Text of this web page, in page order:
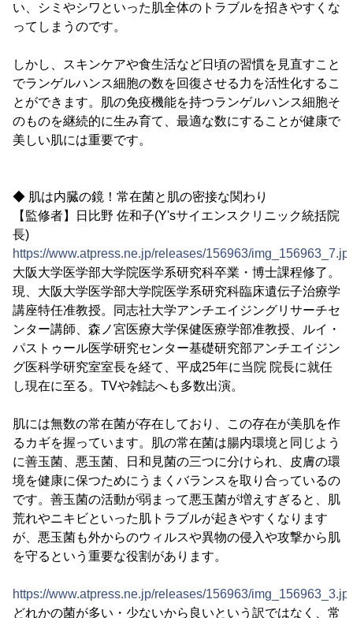
い、シミやシワといった肌全体のトラブルを招きやすくな
ってしまうのです。
しかし、スキンケアや食生活など日頃の習慣を見直すこと
でランゲルハンス細胞の数を回復させる力を活性化するこ
とができます。肌の免疫機能を持つランゲルハンス細胞そ
のものを継続的に生み育て、最適な数にすることが健康で
美しい肌には重要です。
◆ 肌は内臓の鏡！常在菌と肌の密接な関わり
【監修者】日比野 佐和子(Y'sサイエンスクリニック統括院
長)
https://www.atpress.ne.jp/releases/156963/
大阪大学医学部大学院医学系研究科卒業・博士課程修了。
現、大阪大学医学部大学院医学系研究科臨床遺伝子治療学
講座特任准教授。同志社大学アンチエイジングリサーチセ
ンター講師、森ノ宮医療大学保健医療学部准教授、ルイ・
パストゥール医学研究センター基礎研究部アンチエイジン
グ医科学研究室室長を経て、平成25年に当院 院長に就任
し現在に至る。TVや雑誌へも多数出演。
肌には無数の常在菌が存在しており、この存在が美肌を作
るカギを握っています。肌の常在菌は腸内環境と同じよう
に善玉菌、悪玉菌、日和見菌の三つに分けられ、皮膚の環
境を健康に保つためにうまくバランスを取り合っているの
です。善玉菌の活動が弱まって悪玉菌が増えすぎると、肌
荒れやニキビといった肌トラブルが起きやすくなります
が、悪玉菌も外からのウィルスや異物の侵入や攻撃から肌
を守るという重要な役割があります。
https://www.atpress.ne.jp/releases/156963/
どれかの菌が多い・少ないから良いという訳ではなく、常